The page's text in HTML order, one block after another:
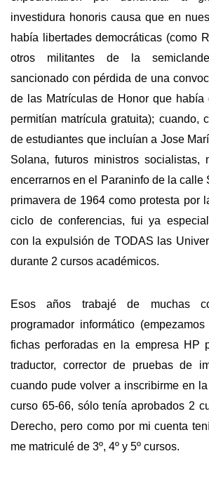
investidura honoris causa que en
había libertades democráticas (como
otros militantes de la
sancionado con pérdida de una
de las Matrículas de Honor que había
permitían matrícula gratuita); cuando,
de estudiantes que incluían a Jose
Solana, futuros ministros socialistas,
encerrarnos en el Paraninfo de la calle
primavera de 1964 como protesta por
ciclo de conferencias, fui ya
con la expulsión de TODAS las
durante 2 cursos académicos.
Esos años trabajé de muchas
programador informático
fichas perforadas en la empresa HP
traductor, corrector de pruebas de
cuando pude volver a inscribirme en
curso 65-66, sólo tenía aprobados 2
Derecho, pero como por mi cuenta
me matriculé de 3º, 4º y 5º cursos.